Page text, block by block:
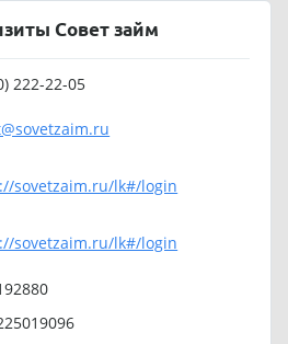
Совет займ
222-22-05
sovetzaim.ru/lk#/login
sovetzaim.ru/lk#/login